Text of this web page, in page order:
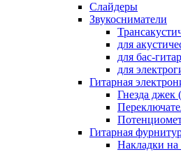
Слайдеры
Звукосниматели
для
для бас-гитар
для
Гитарная
Гнезда джек
Гитарная
Накладки на